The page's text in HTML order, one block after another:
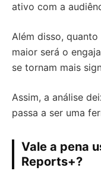
ativo com a
Além disso,
maior será o
se tornam mais
Assim, a análise
passa a ser uma
Vale a pena
Reports+?